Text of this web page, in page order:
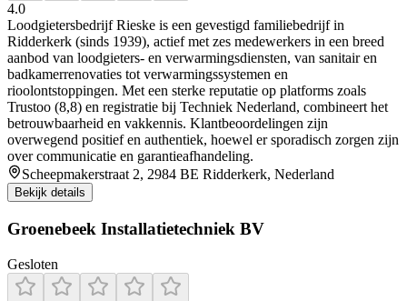
4.0
Loodgietersbedrijf Rieske is een gevestigd familiebedrijf in
Ridderkerk (sinds 1939), actief met zes medewerkers in een breed
aanbod van loodgieters- en verwarmingsdiensten, van sanitair en
badkamerrenovaties tot verwarmingssystemen en
rioolontstoppingen. Met een sterke reputatie op platforms zoals
Trustoo (8,8) en registratie bij Techniek Nederland, combineert het
betrouwbaarheid en vakkennis. Klantbeoordelingen zijn
overwegend positief en authentiek, hoewel er sporadisch zorgen zijn
over communicatie en garantieafhandeling.
Scheepmakerstraat 2, 2984 BE Ridderkerk, Nederland
Bekijk details
Groenebeek Installatietechniek BV
Gesloten